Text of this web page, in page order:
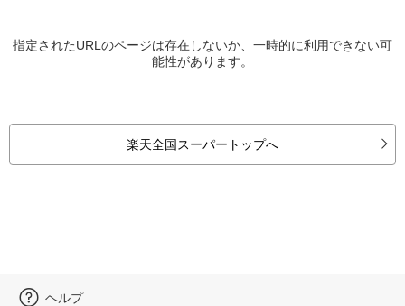
指定されたURLのページは存在しないか、一時的に利用できない可
能性があります。
楽天全国スーパートップへ
ヘルプ